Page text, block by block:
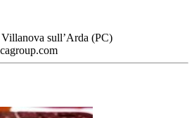
sull’Arda (PC)